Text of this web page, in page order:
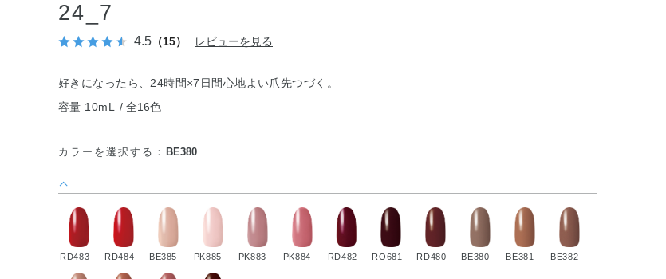
24_7
4.5 （15） レビューを見る
好きになったら、24時間×7日間心地よい爪先つづく。
容量 10mL
全16色
カラーを選択する： BE380
RD483 RD484 BE385 PK885 PK883 PK884 RD482 RO681 RD480 BE380 BE381 BE382